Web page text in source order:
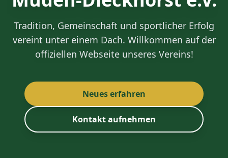
Tradition, Gemeinschaft und sportlicher Erfolg
vereint unter einem Dach. Willkommen auf der
offiziellen Webseite unseres Vereins!
Neues erfahren
Kontakt aufnehmen